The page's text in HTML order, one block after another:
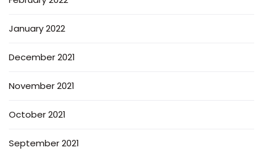
January 2022
December 2021
November 2021
October 2021
September 2021